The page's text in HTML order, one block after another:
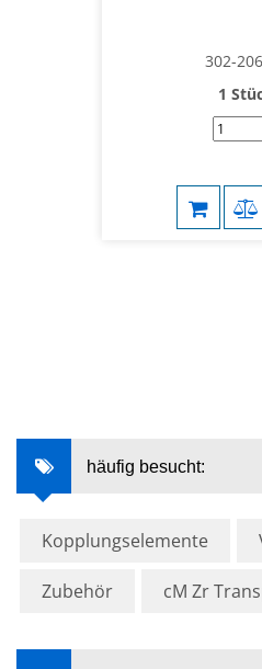
302-
1
häufig besucht:
Kopplungselemente
Zubehör cM Zr